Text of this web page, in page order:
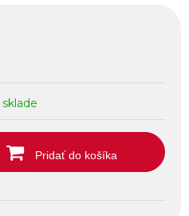
sklade
Pridať do košíka